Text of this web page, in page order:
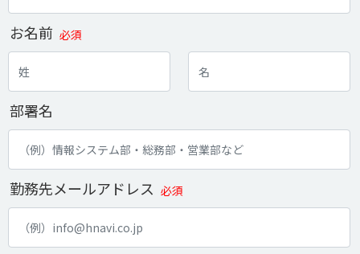
お名前 必須
部署名
勤務先メールアドレス 必須